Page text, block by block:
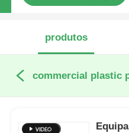
produtos